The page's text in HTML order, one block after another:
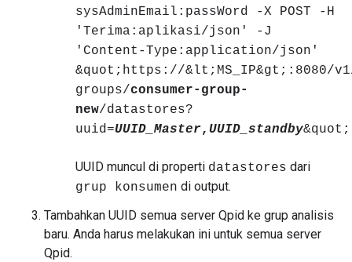
sysAdminEmail:passWord -X POST -H
'Terima:aplikasi/json' -J
'Content-Type:application/json'
&quot;https://&lt;MS_IP&gt;:8080/
groups/consumer-group-
new/datastores?
uuid=UUID_Master, UUID_standby&quot;
UUID muncul di properti datastores dari
grup konsumen di output.
Tambahkan UUID semua server Qpid ke grup analisis
baru. Anda harus melakukan ini untuk semua server
Qpid.